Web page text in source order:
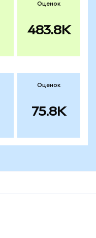
Оценок
483.8K
Оценок
75.8K